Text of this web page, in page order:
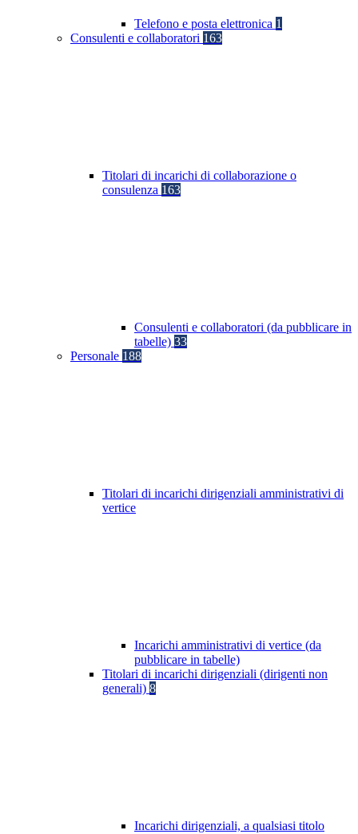
Telefono e posta elettronica 1
Consulenti e collaboratori 163
Titolari di incarichi di collaborazione o
consulenza 163
Consulenti e collaboratori (da pubblicare in
tabelle) 33
Personale 188
Titolari di incarichi dirigenziali amministrativi di
vertice
Incarichi amministrativi di vertice (da
pubblicare in tabelle)
Titolari di incarichi dirigenziali (dirigenti non
generali) 8
Incarichi dirigenziali, a qualsiasi titolo